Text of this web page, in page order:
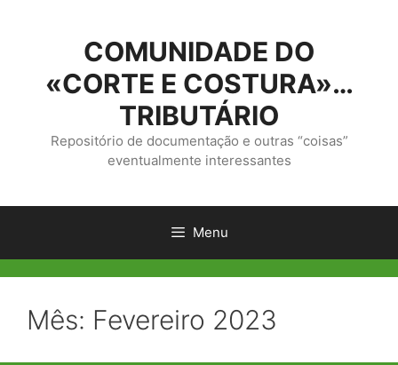
conteúdo
COMUNIDADE DO
«CORTE E COSTURA»…
TRIBUTÁRIO
Repositório de documentação e outras “coisas”
eventualmente interessantes
Menu
Mês: Fevereiro 2023